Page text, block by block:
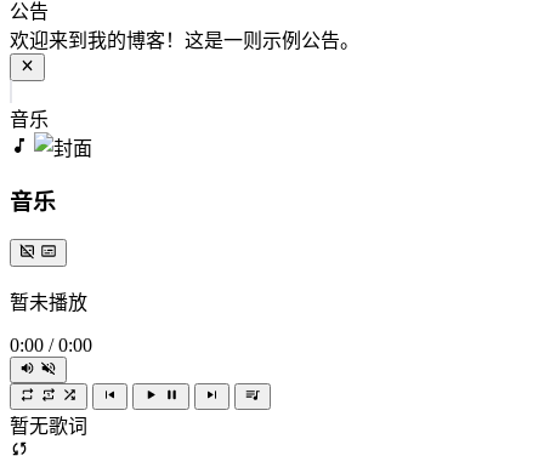
公告
欢迎来到我的博客！这是一则示例公告。
音乐
音乐
暂未播放
0:00 / 0:00
暂无歌词